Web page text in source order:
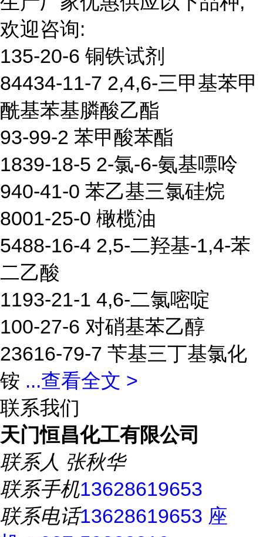
欢迎咨询:
135-20-6 铜铁试剂
84434-11-7 2,4,6-三甲基苯甲
酰基苯基膦酸乙酯
93-99-2 苯甲酸苯酯
1839-18-5 2-氯-6-氨基嘌呤
940-41-0 苯乙基三氯硅烷
8001-25-0 橄榄油
5488-16-4 2,5-二羟基-1,4-苯
二乙酸
1193-21-1 4,6-二氯嘧啶
100-27-6 对硝基苯乙醇
23616-79-7 苄基三丁基氯化
铵 ...查看全文 >
联系我们
天门恒昌化工有限公司
联系人 张秋华
联系手机13628619653
联系电话13628619653 座